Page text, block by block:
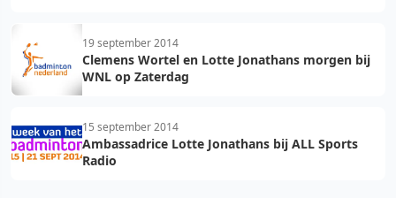
19 september 2014
Clemens Wortel en Lotte Jonathans morgen bij
WNL op Zaterdag
15 september 2014
Ambassadrice Lotte Jonathans bij ALL Sports
Radio